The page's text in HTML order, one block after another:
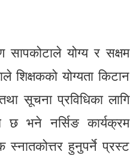
सापकोटाले योग्य र सक्षम
शिक्षकको योग्यता किटान
सूचना प्रविधिका लागि
छ भने नर्सिङ कार्यक्रम
स्नातकोत्तर हुनुपर्ने प्रस्ट